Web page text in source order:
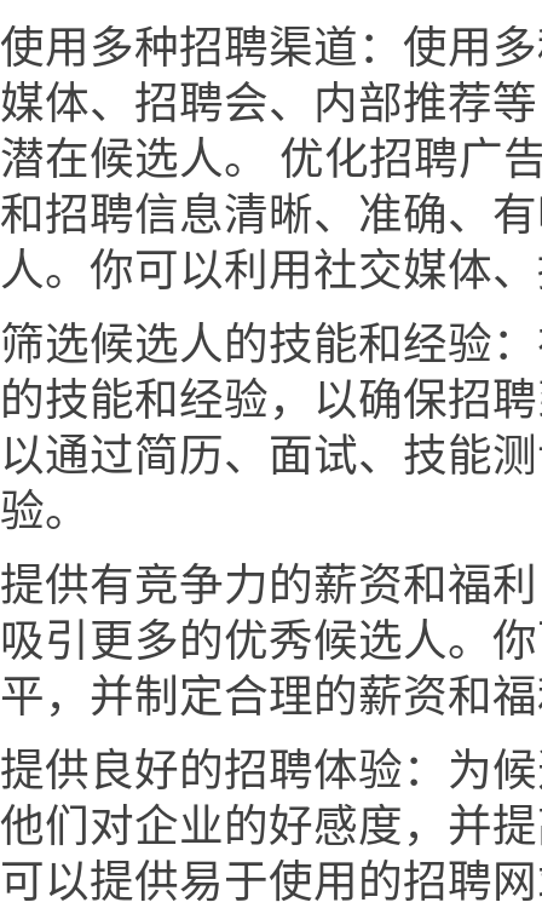
使用多种招聘渠道：使用
媒体、招聘会、内部推荐
潜在候选人。 优化招聘广
和招聘信息清晰、准确、
人。你可以利用社交媒体
筛选候选人的技能和经验
的技能和经验，以确保招
以通过简历、面试、技能
验。
提供有竞争力的薪资和福
吸引更多的优秀候选人。
平，并制定合理的薪资和
提供良好的招聘体验：为
他们对企业的好感度，并
可以提供易于使用的招聘